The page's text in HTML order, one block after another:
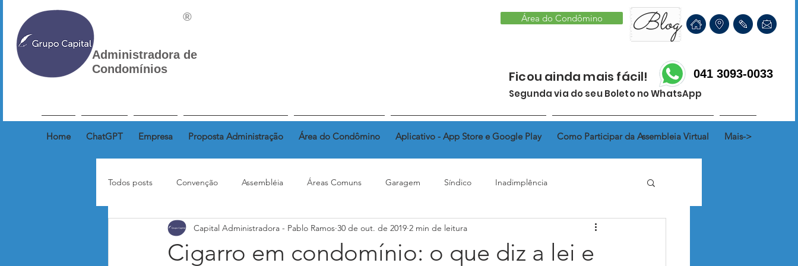
Administradora de
Condomínios
® Área do Condômino Blog
041 3093-0033
Ficou ainda mais fácil!
Segunda via do seu Boleto no WhatsApp
Home ChatGPT Empresa Proposta Administração Área do Condômino Aplicativo - App Store e Google Play Como Participar da Assembleia Virtual Mais->
Todos posts Convenção Assembléia Áreas Comuns Garagem Síndico Inadimplência
Correspondência Inquilinos Regimento Interno Fundo de reserva Alteração de Fachada Fração Ideal
Cigarro em condomínio: o que diz a lei e
Capital Administradora - Pablo Ramos 30 de out. de 2019 2 min de leitura